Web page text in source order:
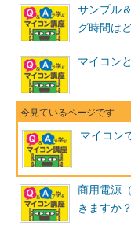
サンプル
グ時間は
マイコン
マイコン
商用電源
きますか？